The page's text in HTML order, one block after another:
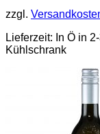
zzgl.
Lieferzeit: In Ö in
Kühlschrank